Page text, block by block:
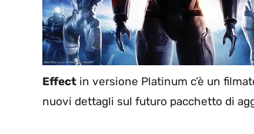
Effect in versione Platinum c’è un
nuovi dettagli sul futuro pacchetto di